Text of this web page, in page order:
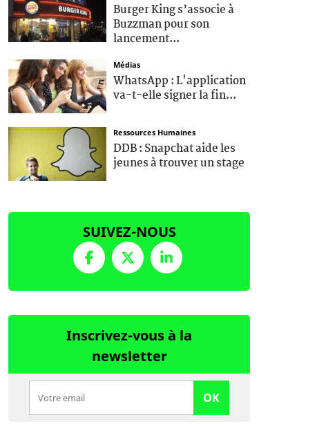
Burger King s’associe à
Buzzman pour son
lancement...
Médias
WhatsApp : L'application
va-t-elle signer la fin...
Ressources Humaines
DDB : Snapchat aide les
jeunes à trouver un stage
SUIVEZ-NOUS
Inscrivez-vous à la
newsletter
OK